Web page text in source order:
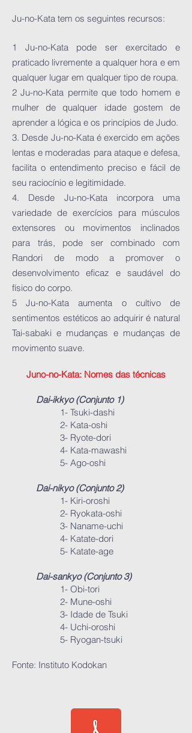
Ju-no-Kata tem os seguintes recursos:
1 Ju-no-Kata pode ser exercitado e
praticado livremente a qualquer hora e em
qualquer lugar em qualquer tipo de roupa.
2 Ju-no-Kata permite que todo homem e
mulher de qualquer idade gostem de
aprender a lógica e os princípios de Judo.
3. Desde Ju-no-Kata é exercido em ações
lentas e moderadas para ataque e defesa,
facilita o entendimento preciso e fácil de
seu raciocínio e legitimidade.
4. Desde Ju-no-Kata incorpora uma
variedade de exercícios para músculos
extensores ou movimentos inclinados
para trás, pode ser combinado com
Randori de modo a promover o
desenvolvimento eficaz e saudável do
físico do corpo.
5 Ju-no-Kata aumenta o cultivo de
sentimentos estéticos ao adquirir é natural
Tai-sabaki e mudanças e mudanças de
movimento suave.
Juno-no-Kata: Nomes das técnicas
Dai-ikkyo (Conjunto 1)
1- Tsuki-dashi
2- Kata-oshi
3- Ryote-dori
4- Kata-mawashi
5- Ago-oshi
Dai-nikyo (Conjunto 2)
1- Kiri-oroshi
2- Ryokata-oshi
3- Naname-uchi
4- Katate-dori
5- Katate-age
Dai-sankyo (Conjunto 3)
1- Obi-tori
2- Mune-oshi
3- Idade de Tsuki
4- Uchi-oroshi
5- Ryogan-tsuki
Fonte: Instituto Kodokan